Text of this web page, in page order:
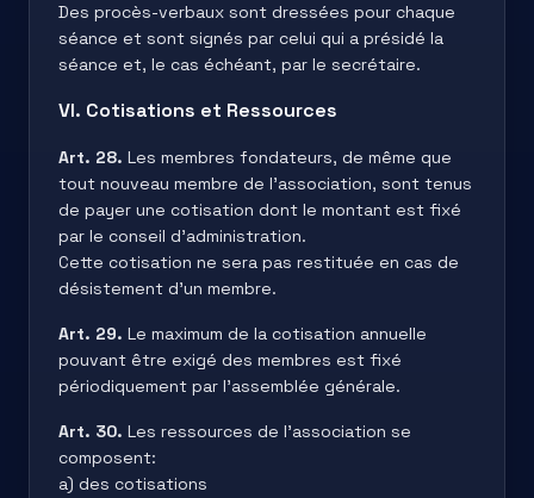
Des procès-verbaux sont dressées pour chaque
séance et sont signés par celui qui a présidé la
séance et, le cas échéant, par le secrétaire.
VI. Cotisations et Ressources
Art. 28. Les membres fondateurs, de même que
tout nouveau membre de l’association, sont tenus
de payer une cotisation dont le montant est fixé
par le conseil d’administration.
Cette cotisation ne sera pas restituée en cas de
désistement d’un membre.
Art. 29. Le maximum de la cotisation annuelle
pouvant être exigé des membres est fixé
périodiquement par l’assemblée générale.
Art. 30. Les ressources de l’association se
composent:
a) des cotisations